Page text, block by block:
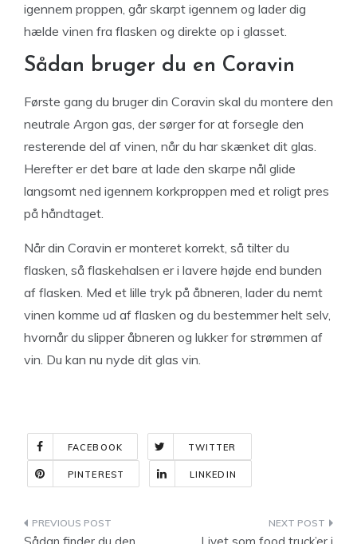
igennem proppen, går skarpt igennem og lader dig
hælde vinen fra flasken og direkte op i glasset.
Sådan bruger du en Coravin
Første gang du bruger din Coravin skal du montere den
neutrale Argon gas, der sørger for at forsegle den
resterende del af vinen, når du har skænket dit glas.
Herefter er det bare at lade den skarpe nål glide
langsomt ned igennem korkproppen med et roligt pres
på håndtaget.
Når din Coravin er monteret korrekt, så tilter du
flasken, så flaskehalsen er i lavere højde end bunden
af flasken. Med et lille tryk på åbneren, lader du nemt
vinen komme ud af flasken og du bestemmer helt selv,
hvornår du slipper åbneren og lukker for strømmen af
vin. Du kan nu nyde dit glas vin.
FACEBOOK TWITTER
PINTEREST LINKEDIN
Indlægsnavigation